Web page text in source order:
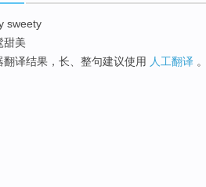
sweety
甜美
翻译结果，长、整句建议使用 人工翻译